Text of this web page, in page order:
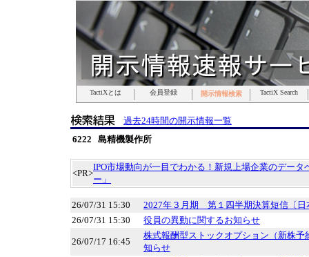
TactiXとは 会員登録 開示情報検索 TactiX Search
TactiXとは 会員登録 開示情報検索 TactiX Search
TactiXとは 会員登録 開示情報検索 TactiX Search
TactiXとは 会員登録 開示情報検索 TactiX Search
TactiXとは 会員登録 開示情報検索 TactiX Search
TactiXとは 会員登録 開示情報検索 TactiX Search
TactiXとは 会員登録 開示情報検索 TactiX Search
過去24時間の開示情報一覧
6222 島精機製作所
<PR>
IPO市場動向が一目でわかる！新規上場企業のデータ
ー」
26/07/31 15:30
2027年３月期 第１四半期決算短信〔日
26/07/31 15:30
役員の異動に関するお知らせ
26/07/17 16:45
株式報酬型ストックオプション（新株予
知らせ